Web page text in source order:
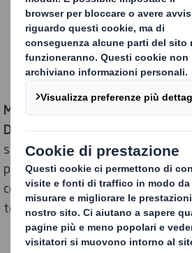
Milano, 22 dicembre 2022
- Gli
DS Smith, leader globale nel
sostenibili, hanno rilevato che
potrebbero essere soggetti a una
comune, che potrebbe portare a
termini di resi, pari a1,8 miliardi di